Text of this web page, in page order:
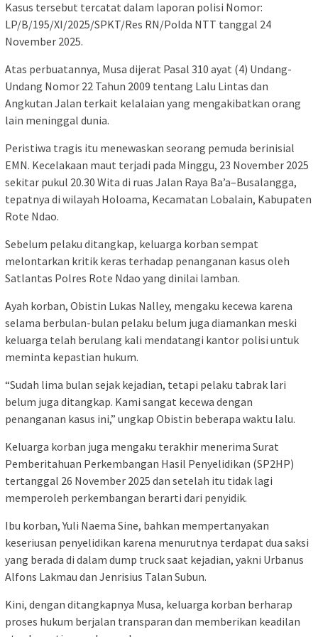
Kasus tersebut tercatat dalam laporan polisi Nomor:
LP/B/195/XI/2025/SPKT/Res RN/Polda NTT tanggal 24
November 2025.
Atas perbuatannya, Musa dijerat Pasal 310 ayat (4) Undang-
Undang Nomor 22 Tahun 2009 tentang Lalu Lintas dan
Angkutan Jalan terkait kelalaian yang mengakibatkan orang
lain meninggal dunia.
Peristiwa tragis itu menewaskan seorang pemuda berinisial
EMN. Kecelakaan maut terjadi pada Minggu, 23 November 2025
sekitar pukul 20.30 Wita di ruas Jalan Raya Ba’a–Busalangga,
tepatnya di wilayah Holoama, Kecamatan Lobalain, Kabupaten
Rote Ndao.
Sebelum pelaku ditangkap, keluarga korban sempat
melontarkan kritik keras terhadap penanganan kasus oleh
Satlantas Polres Rote Ndao yang dinilai lamban.
Ayah korban, Obistin Lukas Nalley, mengaku kecewa karena
selama berbulan-bulan pelaku belum juga diamankan meski
keluarga telah berulang kali mendatangi kantor polisi untuk
meminta kepastian hukum.
“Sudah lima bulan sejak kejadian, tetapi pelaku tabrak lari
belum juga ditangkap. Kami sangat kecewa dengan
penanganan kasus ini,” ungkap Obistin beberapa waktu lalu.
Keluarga korban juga mengaku terakhir menerima Surat
Pemberitahuan Perkembangan Hasil Penyelidikan (SP2HP)
tertanggal 26 November 2025 dan setelah itu tidak lagi
memperoleh perkembangan berarti dari penyidik.
Ibu korban, Yuli Naema Sine, bahkan mempertanyakan
keseriusan penyelidikan karena menurutnya terdapat dua saksi
yang berada di dalam dump truck saat kejadian, yakni Urbanus
Alfons Lakmau dan Jenrisius Talan Subun.
Kini, dengan ditangkapnya Musa, keluarga korban berharap
proses hukum berjalan transparan dan memberikan keadilan